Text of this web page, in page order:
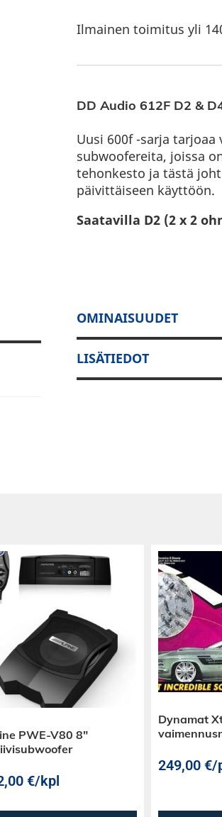
Ilmainen toimitus yli
DD Audio 612F D2 &
Uusi 600f -sarja
subwoofereita, joissa
tehonkesto ja tästä
päivittäiseen käyttöön.
Saatavilla D2 (2 x 2
ovat
OMINAISUUDET
LISÄTIEDOT
PWE-V80 8″
€/kpl
Dynamat
249,00 €/